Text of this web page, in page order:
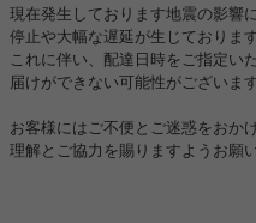
現在発生しております地震の影響
停止や大幅な遅延が生じております
これに伴い、配達日時をご指定い
届けができない可能性がございます
お客様にはご不便とご迷惑をおか
理解とご協力を賜りますようお願